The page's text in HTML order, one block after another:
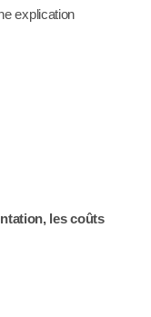
explication
les coûts